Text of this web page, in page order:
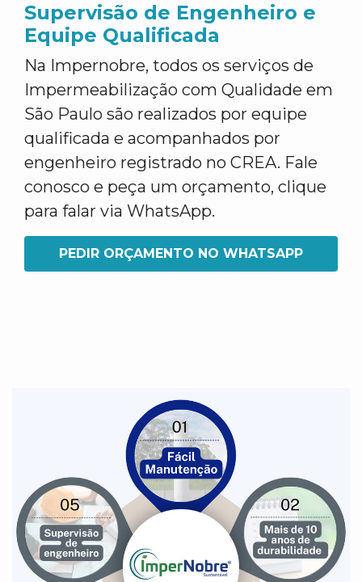
Supervisão de Engenheiro e
Equipe Qualificada
Na Impernobre, todos os serviços de
Impermeabilização com Qualidade em
São Paulo são realizados por equipe
qualificada e acompanhados por
engenheiro registrado no CREA. Fale
conosco e peça um orçamento, clique
para falar via WhatsApp.
PEDIR ORÇAMENTO NO WHATSAPP